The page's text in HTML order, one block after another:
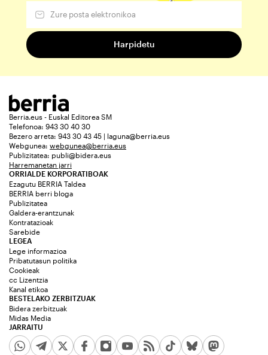
Berria.eus - Euskal Editorea SM
Telefonoa: 943 30 40 30
Bezero arreta: 943 30 43 45 | laguna@berria.eus
Webgunea: webgunea@berria.eus
Publizitatea: publi@bidera.eus
Harremanetan jarri
ORRIALDE KORPORATIBOAK
Ezagutu BERRIA Taldea
BERRIA berri bloga
Publizitatea
Galdera-erantzunak
Kontratazioak
Sarebide
JARRAITU
LEGEA
Lege informazioa
Pribatutasun politika
Cookieak
cc Lizentzia
Kanal etikoa
BESTELAKO ZERBITZUAK
Bidera zerbitzuak
Midas Media